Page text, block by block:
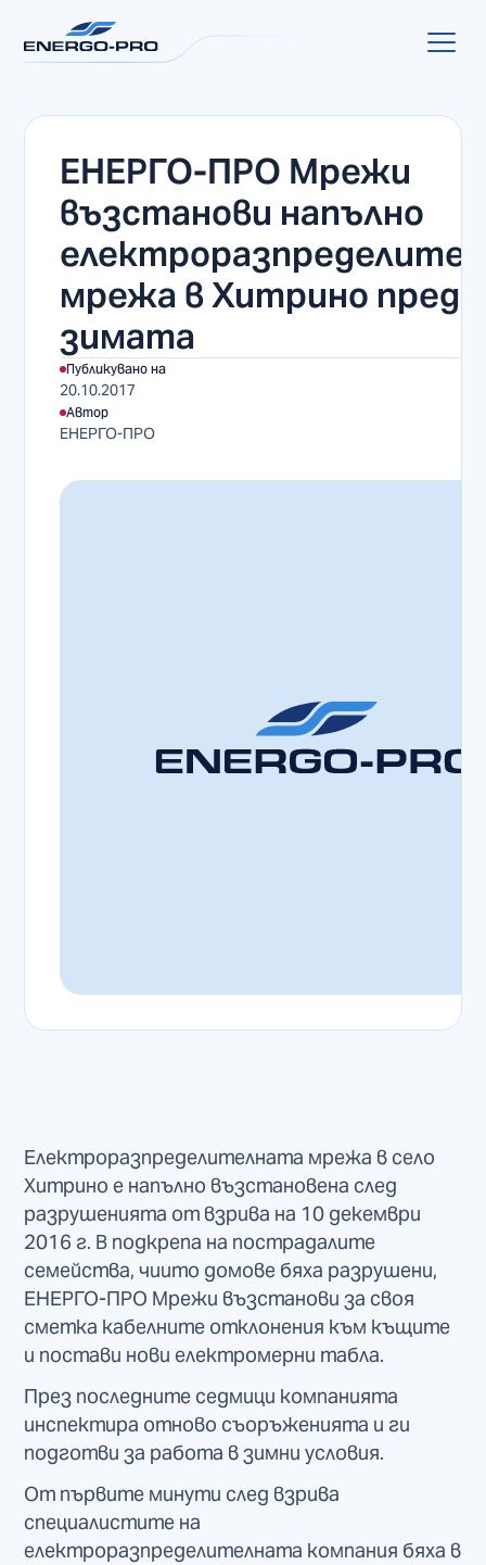
ЕНЕРГО-ПРО Мрежи
възстанови напълно
мрежа в Хитрино преди
зимата
Публикувано на
20.10.2017
Автор
ЕНЕРГО-ПРО
Електроразпределителната мрежа в село
Хитрино е напълно възстановена след
разрушенията от взрива на 10 декември
2016 г. В подкрепа на пострадалите
семейства, чиито домове бяха разрушени,
ЕНЕРГО-ПРО Мрежи възстанови за своя
сметка кабелните отклонения към къщите
и постави нови електромерни табла.
През последните седмици компанията
инспектира отново съоръженията и ги
подготви за работа в зимни условия.
От първите минути след взрива
специалистите на
електроразпределителната компания бяха в